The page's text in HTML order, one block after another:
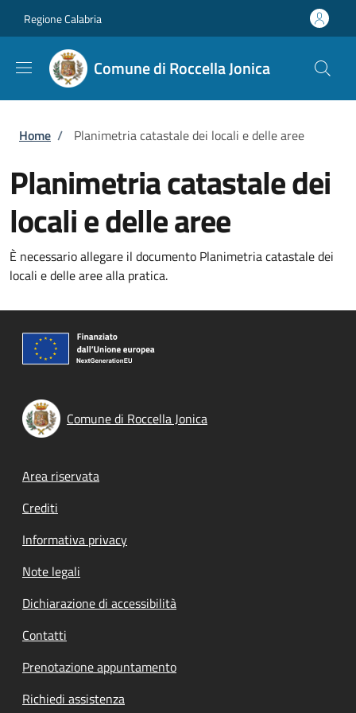
Regione Calabria
Comune di Roccella Jonica
Briciole di pane
Home / Planimetria catastale dei locali e delle aree
Planimetria catastale dei
locali e delle aree
È necessario allegare il documento Planimetria catastale dei
locali e delle aree alla pratica.
Comune di Roccella Jonica
Footer menu
Area riservata
Crediti
Informativa privacy
Note legali
Dichiarazione di accessibilità
Contatti
Prenotazione appuntamento
Richiedi assistenza